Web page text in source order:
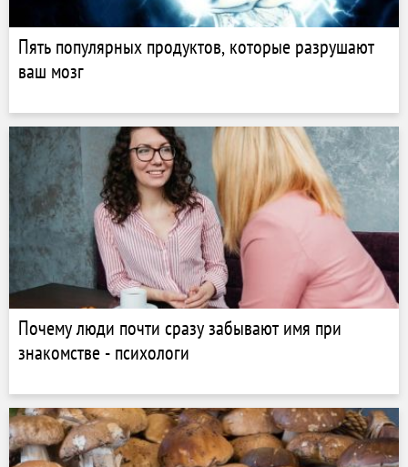
Пять популярных продуктов, которые разрушают
ваш мозг
Почему люди почти сразу забывают имя при
знакомстве - психологи